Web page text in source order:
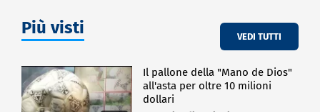
Più visti VEDI TUTTI
Il pallone della "Mano de Dios"
all'asta per oltre 10 milioni
dollari